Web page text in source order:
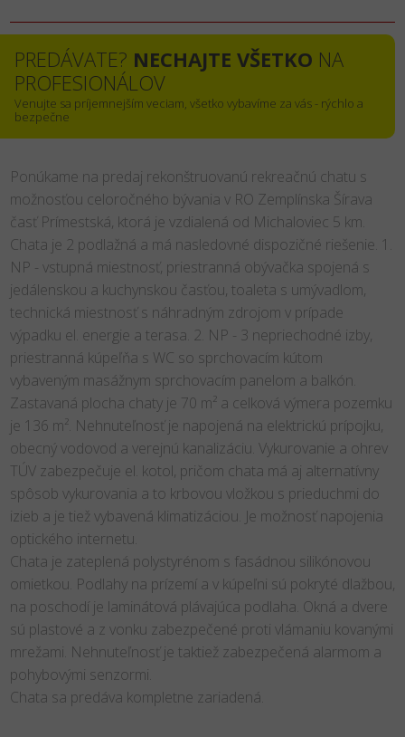
PREDÁVATE? NECHAJTE VŠETKO NA
PROFESIONÁLOV
Venujte sa príjemnejším veciam, všetko vybavíme za vás - rýchlo a
bezpečne
Ponúkame na predaj rekonštruovanú rekreačnú chatu s
možnosťou celoročného bývania v RO Zemplínska Šírava
časť Prímestská, ktorá je vzdialená od Michaloviec 5 km.
Chata je 2 podlažná a má nasledovné dispozičné riešenie. 1.
NP - vstupná miestnosť, priestranná obývačka spojená s
jedálenskou a kuchynskou časťou, toaleta s umývadlom,
technická miestnosť s náhradným zdrojom v prípade
výpadku el. energie a terasa. 2. NP - 3 nepriechodné izby,
priestranná kúpeľňa s WC so sprchovacím kútom
vybaveným masážnym sprchovacím panelom a balkón.
Zastavaná plocha chaty je 70 m² a celková výmera pozemku
je 136 m². Nehnuteľnosť je napojená na elektrickú prípojku,
obecný vodovod a verejnú kanalizáciu. Vykurovanie a ohrev
TÚV zabezpečuje el. kotol, pričom chata má aj alternatívny
spôsob vykurovania a to krbovou vložkou s prieduchmi do
izieb a je tiež vybavená klimatizáciou. Je možnosť napojenia
optického internetu.
Chata je zateplená polystyrénom s fasádnou silikónovou
omietkou. Podlahy na prízemí a v kúpeľni sú pokryté dlažbou,
na poschodí je laminátová plávajúca podlaha. Okná a dvere
sú plastové a z vonku zabezpečené proti vlámaniu kovanými
mrežami. Nehnuteľnosť je taktiež zabezpečená alarmom a
pohybovými senzormi.
Chata sa predáva kompletne zariadená.